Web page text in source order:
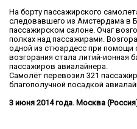
На борту пассажирского
следовавшего из Амстердама в
пассажирском салоне. Очаг
полках над пассажирами.
одной из стюардесс при помощи
возгорания стала литий-ионная
пассажиров авиалайнера.
Самолёт перевозил 321
благополучной посадкой
3 июня 2014 года. Москва